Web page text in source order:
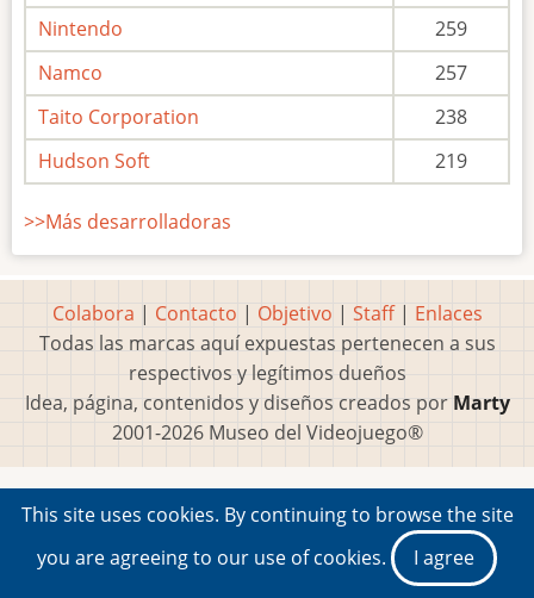
Nintendo
259
Namco
257
Taito Corporation
238
Hudson Soft
219
>>Más desarrolladoras
Colabora | Contacto | Objetivo | Staff| Enlaces
Todas las marcas aquí expuestas pertenecen a sus
respectivos y legítimos dueños
Idea, página, contenidos y diseños creados por Marty
2001-2026 Museo del Videojuego®
This site uses cookies. By continuing to browse the site
you are agreeing to our use of cookies.
I agree